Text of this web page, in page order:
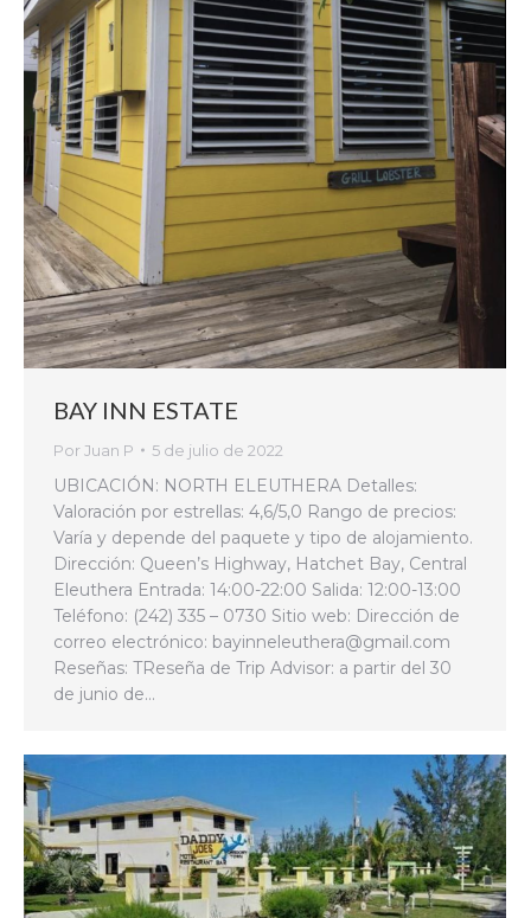
BAY INN ESTATE
PorJuan P 5 de julio de 2022
UBICACIÓN: NORTH ELEUTHERA Detalles:
Valoración por estrellas: 4,6/5,0 Rango de precios:
Varía y depende del paquete y tipo de alojamiento.
Dirección: Queen’s Highway, Hatchet Bay, Central
Eleuthera Entrada: 14:00-22:00 Salida: 12:00-13:00
Teléfono: (242) 335 – 0730 Sitio web: Dirección de
correo electrónico: bayinneleuthera@gmail.com
Reseñas: TReseña de Trip Advisor: a partir del 30
de junio de…